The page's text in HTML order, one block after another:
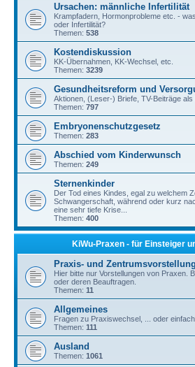
Ursachen: männliche Infertilität
Krampfadern, Hormonprobleme etc. -
oder Infertilität?
Themen: 538
Kostendiskussion
KK-Übernahmen, KK-Wechsel, etc.
Themen: 3239
Gesundheitsreform und
Aktionen, (Leser-) Briefe, TV-Beiträge als
Themen: 797
Embryonenschutzgesetz
Themen: 283
Abschied vom Kinderwunsch
Themen: 249
Sternenkinder
Der Tod eines Kindes, egal zu welchem
Schwangerschaft, während oder kurz
eine sehr tiefe Krise...
Themen: 400
KiWu-Praxen - für Einsteiger
Praxis- und Zentrumsvorstellung
Hier bitte nur Vorstellungen von Praxen.
oder deren Beauftragen.
Themen: 11
Allgemeines
Fragen zu Praxiswechsel, ... oder
Themen: 111
Ausland
Themen: 1061